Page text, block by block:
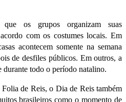
os grupos organizam suas
com os costumes locais. Em
acontecem somente na semana
de desfiles públicos. Em outros, a
durante todo o período natalino.
de Reis, o Dia de Reis também
brasileiros como o momento de